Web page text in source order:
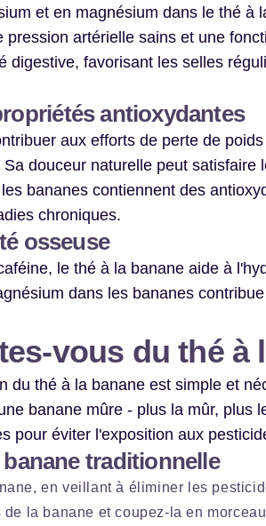
et en magnésium dans le thé à
pression artérielle sains et une
digestive, favorisant les selles
antioxydantes
aux efforts de perte de
douceur naturelle peut satisfaire
bananes contiennent des
chroniques.
osseuse
le thé à la banane aide à
dans les bananes
vous du thé à
du thé à la banane est simple et
banane mûre - plus la mûr, plus
pour éviter l'exposition aux
banane traditionnelle
en veillant à éliminer les
la banane et coupez-la en